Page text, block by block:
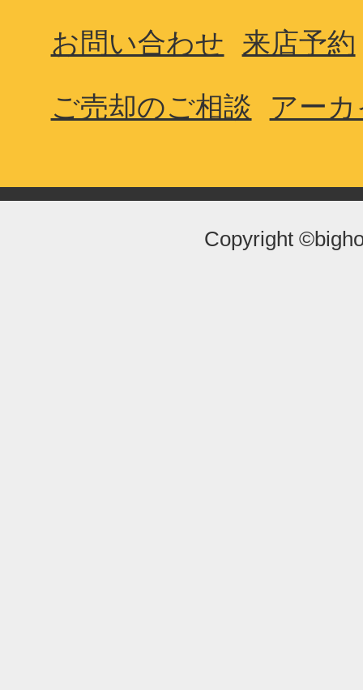
お問い合わせ 来店予約
ご売却のご相談 アー
Copyright